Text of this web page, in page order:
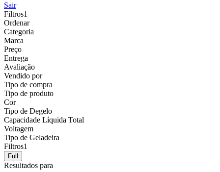
Sair
Filtros1
Ordenar
Categoria
Marca
Preço
Entrega
Avaliação
Vendido por
Tipo de compra
Tipo de produto
Cor
Tipo de Degelo
Capacidade Líquida Total
Voltagem
Tipo de Geladeira
Filtros1
Full
Resultados para